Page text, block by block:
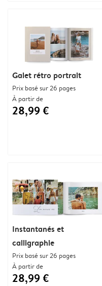
Instantanés et
calligraphie
Prix basé sur 26 pages
À partir de
28,99 €
Galet rétro portrait
Prix basé sur 26 pages
À partir de
28,99 €